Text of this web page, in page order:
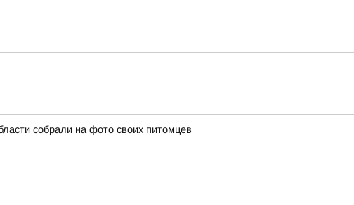
собрали на фото своих питомцев